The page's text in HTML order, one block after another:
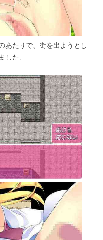
あたりで、街を出ようとし
た。